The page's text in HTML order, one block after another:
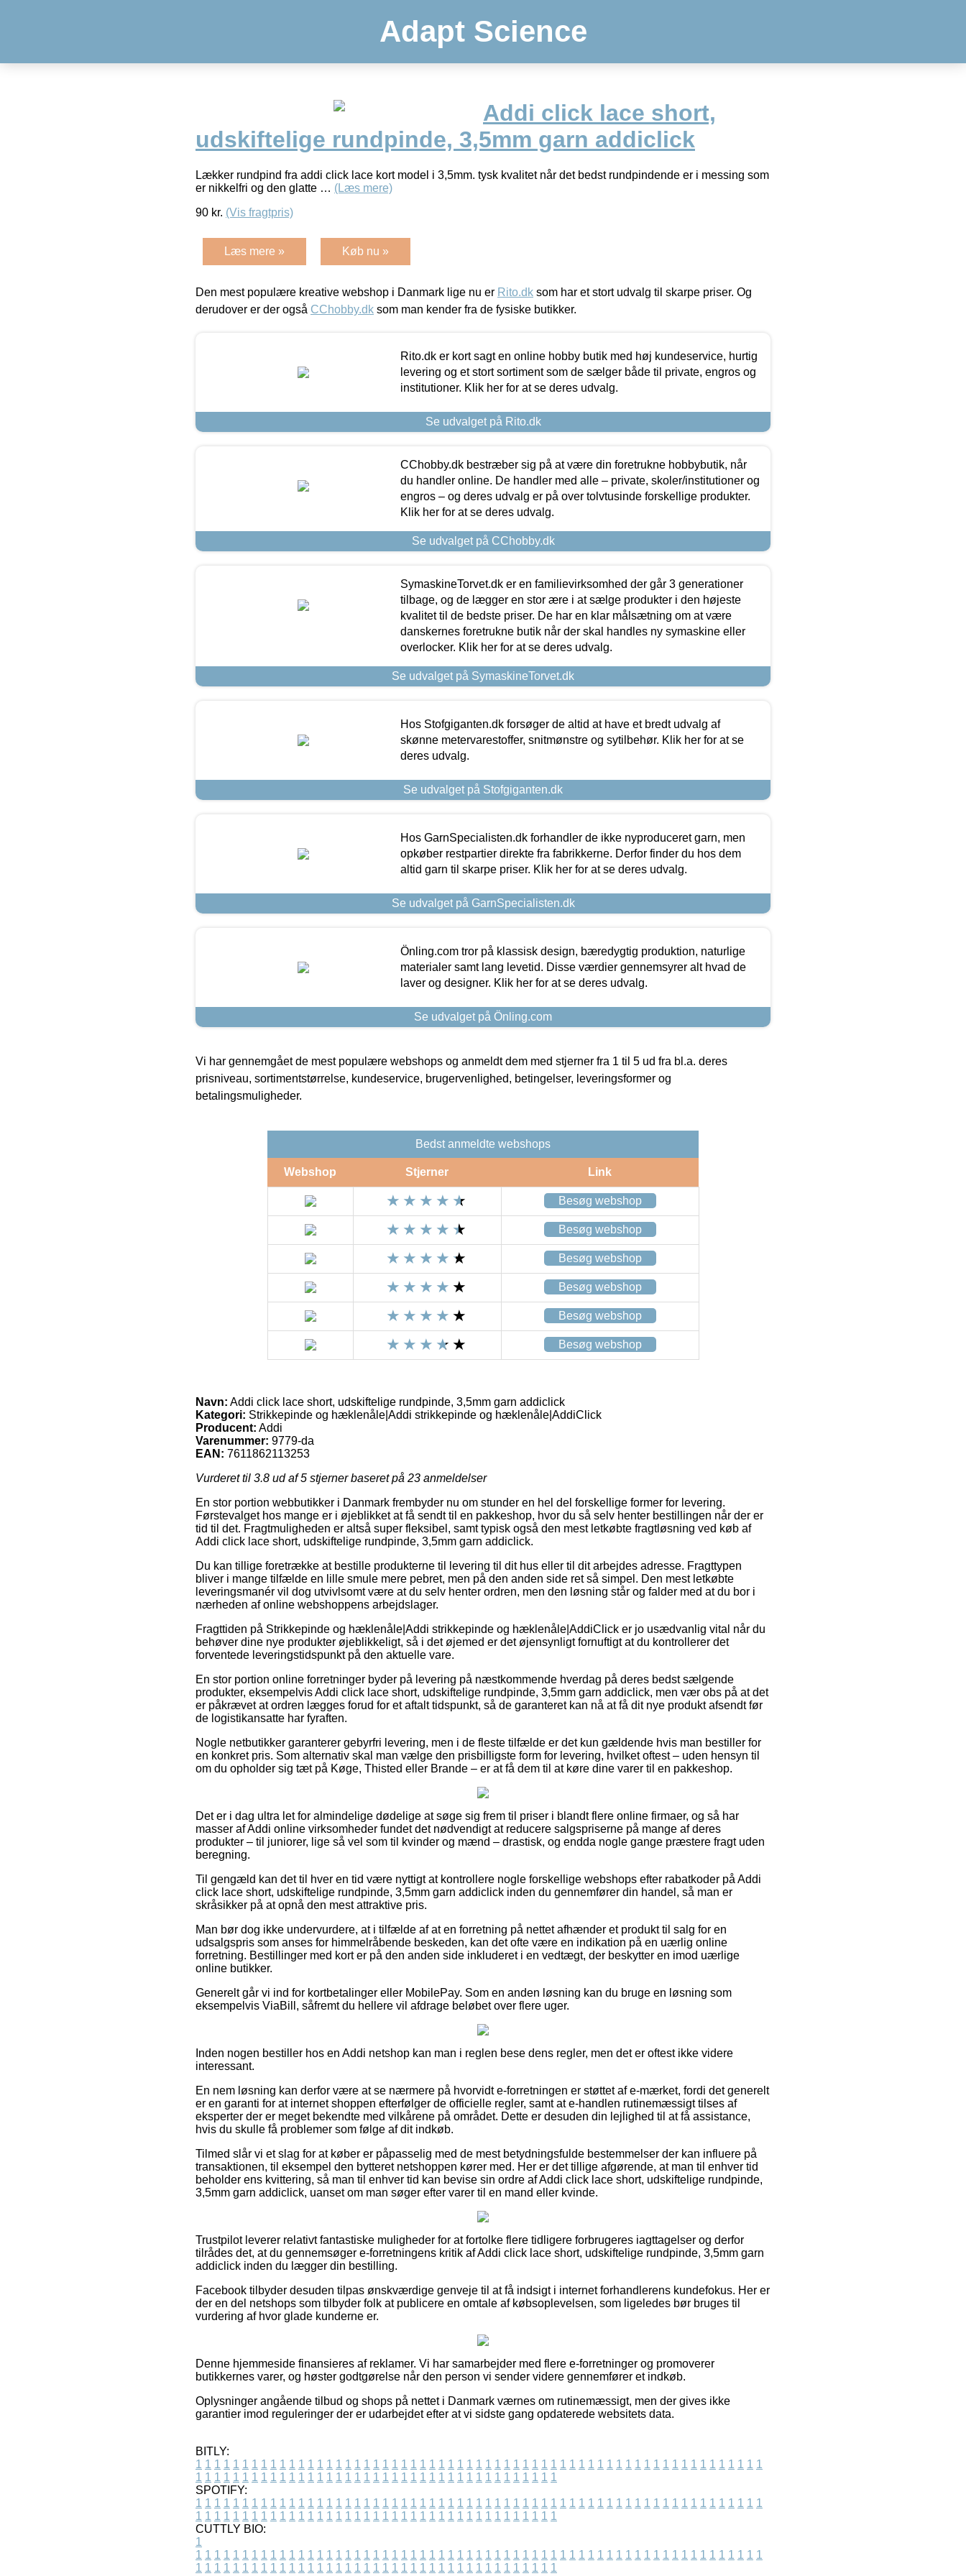
Adapt Science
Addi click lace short,
udskiftelige rundpinde, 3,5mm garn addiclick
Lækker rundpind fra addi click lace kort model i 3,5mm. tysk kvalitet når det bedst rundpindende er i messing som
er nikkelfri og den glatte … (Læs mere)
90 kr. (Vis fragtpris)
Læs mere » Køb nu »
Den mest populære kreative webshop i Danmark lige nu er Rito.dk som har et stort udvalg til skarpe priser. Og
derudover er der også CChobby.dk som man kender fra de fysiske butikker.
Rito.dk er kort sagt en online hobby butik med høj kundeservice, hurtig
levering og et stort sortiment som de sælger både til private, engros og
institutioner. Klik her for at se deres udvalg.
Se udvalget på Rito.dk
CChobby.dk bestræber sig på at være din foretrukne hobbybutik, når
du handler online. De handler med alle – private, skoler/institutioner og
engros – og deres udvalg er på over tolvtusinde forskellige produkter.
Klik her for at se deres udvalg.
Se udvalget på CChobby.dk
SymaskineTorvet.dk er en familievirksomhed der går 3 generationer
tilbage, og de lægger en stor ære i at sælge produkter i den højeste
kvalitet til de bedste priser. De har en klar målsætning om at være
danskernes foretrukne butik når der skal handles ny symaskine eller
overlocker. Klik her for at se deres udvalg.
Se udvalget på SymaskineTorvet.dk
Hos Stofgiganten.dk forsøger de altid at have et bredt udvalg af
skønne metervarestoffer, snitmønstre og sytilbehør. Klik her for at se
deres udvalg.
Se udvalget på Stofgiganten.dk
Hos GarnSpecialisten.dk forhandler de ikke nyproduceret garn, men
opkøber restpartier direkte fra fabrikkerne. Derfor finder du hos dem
altid garn til skarpe priser. Klik her for at se deres udvalg.
Se udvalget på GarnSpecialisten.dk
Önling.com tror på klassisk design, bæredygtig produktion, naturlige
materialer samt lang levetid. Disse værdier gennemsyrer alt hvad de
laver og designer. Klik her for at se deres udvalg.
Se udvalget på Önling.com
Vi har gennemgået de mest populære webshops og anmeldt dem med stjerner fra 1 til 5 ud fra bl.a. deres
prisniveau, sortimentstørrelse, kundeservice, brugervenlighed, betingelser, leveringsformer og
betalingsmuligheder.
Bedst anmeldte webshops
Webshop Stjerner Link
Besøg webshop
Besøg webshop
Besøg webshop
Besøg webshop
Besøg webshop
Besøg webshop
Navn: Addi click lace short, udskiftelige rundpinde, 3,5mm garn addiclick
Kategori: Strikkepinde og hæklenåle|Addi strikkepinde og hæklenåle|AddiClick
Producent: Addi
Varenummer: 9779-da
EAN: 7611862113253
Vurderet til 3.8 ud af 5 stjerner baseret på 23 anmeldelser
En stor portion webbutikker i Danmark frembyder nu om stunder en hel del forskellige former for levering.
Førstevalget hos mange er i øjeblikket at få sendt til en pakkeshop, hvor du så selv henter bestillingen når der er
tid til det. Fragtmuligheden er altså super fleksibel, samt typisk også den mest letkøbte fragtløsning ved køb af
Addi click lace short, udskiftelige rundpinde, 3,5mm garn addiclick.
Du kan tillige foretrække at bestille produkterne til levering til dit hus eller til dit arbejdes adresse. Fragttypen
bliver i mange tilfælde en lille smule mere pebret, men på den anden side ret så simpel. Den mest letkøbte
leveringsmanér vil dog utvivlsomt være at du selv henter ordren, men den løsning står og falder med at du bor i
nærheden af online webshoppens arbejdslager.
Fragttiden på Strikkepinde og hæklenåle|Addi strikkepinde og hæklenåle|AddiClick er jo usædvanlig vital når du
behøver dine nye produkter øjeblikkeligt, så i det øjemed er det øjensynligt fornuftigt at du kontrollerer det
forventede leveringstidspunkt på den aktuelle vare.
En stor portion online forretninger byder på levering på næstkommende hverdag på deres bedst sælgende
produkter, eksempelvis Addi click lace short, udskiftelige rundpinde, 3,5mm garn addiclick, men vær obs på at det
er påkrævet at ordren lægges forud for et aftalt tidspunkt, så de garanteret kan nå at få dit nye produkt afsendt før
de logistikansatte har fyraften.
Nogle netbutikker garanterer gebyrfri levering, men i de fleste tilfælde er det kun gældende hvis man bestiller for
en konkret pris. Som alternativ skal man vælge den prisbilligste form for levering, hvilket oftest – uden hensyn til
om du opholder sig tæt på Køge, Thisted eller Brande – er at få dem til at køre dine varer til en pakkeshop.
Det er i dag ultra let for almindelige dødelige at søge sig frem til priser i blandt flere online firmaer, og så har
masser af Addi online virksomheder fundet det nødvendigt at reducere salgspriserne på mange af deres
produkter – til juniorer, lige så vel som til kvinder og mænd – drastisk, og endda nogle gange præstere fragt uden
beregning.
Til gengæld kan det til hver en tid være nyttigt at kontrollere nogle forskellige webshops efter rabatkoder på Addi
click lace short, udskiftelige rundpinde, 3,5mm garn addiclick inden du gennemfører din handel, så man er
skråsikker på at opnå den mest attraktive pris.
Man bør dog ikke undervurdere, at i tilfælde af at en forretning på nettet afhænder et produkt til salg for en
udsalgspris som anses for himmelråbende beskeden, kan det ofte være en indikation på en uærlig online
forretning. Bestillinger med kort er på den anden side inkluderet i en vedtægt, der beskytter en imod uærlige
online butikker.
Generelt går vi ind for kortbetalinger eller MobilePay. Som en anden løsning kan du bruge en løsning som
eksempelvis ViaBill, såfremt du hellere vil afdrage beløbet over flere uger.
Inden nogen bestiller hos en Addi netshop kan man i reglen bese dens regler, men det er oftest ikke videre
interessant.
En nem løsning kan derfor være at se nærmere på hvorvidt e-forretningen er støttet af e-mærket, fordi det generelt
er en garanti for at internet shoppen efterfølger de officielle regler, samt at e-handlen rutinemæssigt tilses af
eksperter der er meget bekendte med vilkårene på området. Dette er desuden din lejlighed til at få assistance,
hvis du skulle få problemer som følge af dit indkøb.
Tilmed slår vi et slag for at køber er påpasselig med de mest betydningsfulde bestemmelser der kan influere på
transaktionen, til eksempel den bytteret netshoppen kører med. Her er det tillige afgørende, at man til enhver tid
beholder ens kvittering, så man til enhver tid kan bevise sin ordre af Addi click lace short, udskiftelige rundpinde,
3,5mm garn addiclick, uanset om man søger efter varer til en mand eller kvinde.
Trustpilot leverer relativt fantastiske muligheder for at fortolke flere tidligere forbrugeres iagttagelser og derfor
tilrådes det, at du gennemsøger e-forretningens kritik af Addi click lace short, udskiftelige rundpinde, 3,5mm garn
addiclick inden du lægger din bestilling.
Facebook tilbyder desuden tilpas ønskværdige genveje til at få indsigt i internet forhandlerens kundefokus. Her er
der en del netshops som tilbyder folk at publicere en omtale af købsoplevelsen, som ligeledes bør bruges til
vurdering af hvor glade kunderne er.
Denne hjemmeside finansieres af reklamer. Vi har samarbejder med flere e-forretninger og promoverer
butikkernes varer, og høster godtgørelse når den person vi sender videre gennemfører et indkøb.
Oplysninger angående tilbud og shops på nettet i Danmark værnes om rutinemæssigt, men der gives ikke
garantier imod reguleringer der er udarbejdet efter at vi sidste gang opdaterede websitets data.
BITLY:
1 1 1 1 1 1 1 1 1 1 1 1 1 1 1 1 1 1 1 1 1 1 1 1 1 1 1 1 1 1 1 1 1 1 1 1 1 1 1 1 1 1 1 1 1 1 1 1 1 1 1 1 1 1 1 1 1 1 1 1 1
1 1 1 1 1 1 1 1 1 1 1 1 1 1 1 1 1 1 1 1 1 1 1 1 1 1 1 1 1 1 1 1 1 1 1 1 1 1 1
SPOTIFY:
1 1 1 1 1 1 1 1 1 1 1 1 1 1 1 1 1 1 1 1 1 1 1 1 1 1 1 1 1 1 1 1 1 1 1 1 1 1 1 1 1 1 1 1 1 1 1 1 1 1 1 1 1 1 1 1 1 1 1 1 1
1 1 1 1 1 1 1 1 1 1 1 1 1 1 1 1 1 1 1 1 1 1 1 1 1 1 1 1 1 1 1 1 1 1 1 1 1 1 1
CUTTLY BIO:
1
1 1 1 1 1 1 1 1 1 1 1 1 1 1 1 1 1 1 1 1 1 1 1 1 1 1 1 1 1 1 1 1 1 1 1 1 1 1 1 1 1 1 1 1 1 1 1 1 1 1 1 1 1 1 1 1 1 1 1 1 1
1 1 1 1 1 1 1 1 1 1 1 1 1 1 1 1 1 1 1 1 1 1 1 1 1 1 1 1 1 1 1 1 1 1 1 1 1 1 1